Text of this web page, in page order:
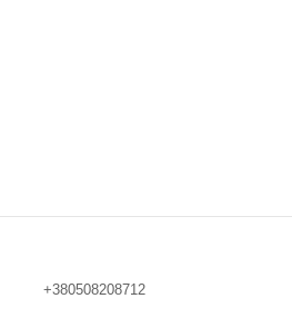
+380508208712